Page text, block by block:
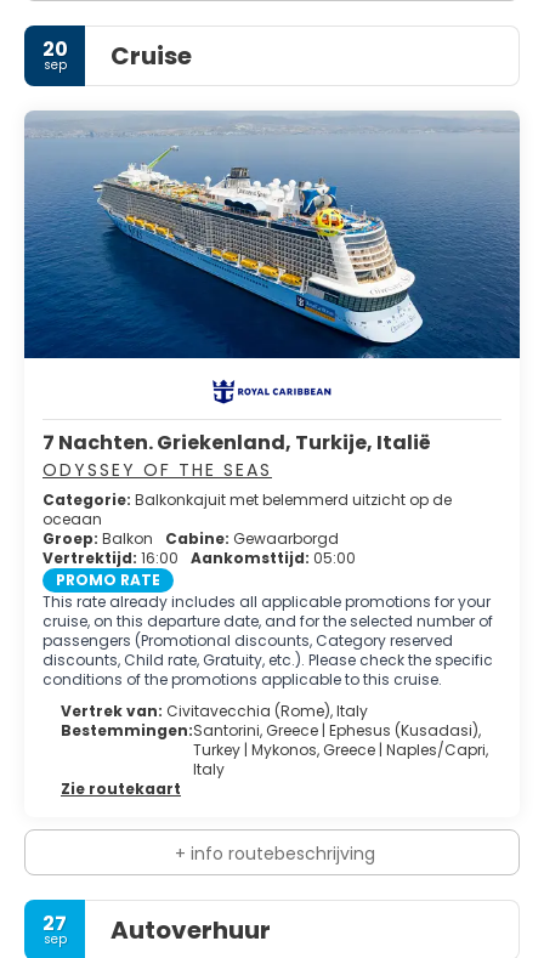
20
sep Cruise
7 Nachten. Griekenland, Turkije, Italië
ODYSSEY OF THE SEAS
Categorie: Balkonkajuit met belemmerd uitzicht op de
oceaan
Groep: Balkon Cabine: Gewaarborgd
Vertrektijd: 16:00 Aankomsttijd: 05:00
PROMO RATE
This rate already includes all applicable promotions for your
cruise, on this departure date, and for the selected number of
passengers (Promotional discounts, Category reserved
discounts, Child rate, Gratuity, etc.). Please check the specific
conditions of the promotions applicable to this cruise.
Vertrek van: Civitavecchia (Rome), Italy
Bestemmingen:Santorini, Greece | Ephesus (kusadasi),
Turkey | Mykonos, Greece | Naples/capri,
Italy
Zie routekaart
+ info routebeschrijving
27
sep Autoverhuur